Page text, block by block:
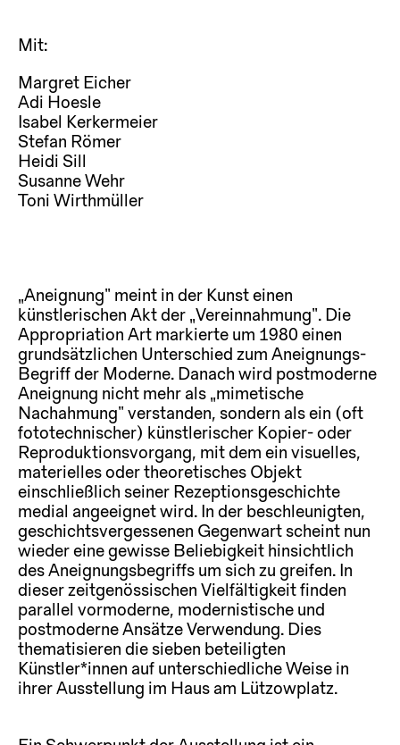
Mit:
Margret Eicher
Adi Hoesle
Isabel Kerkermeier
Stefan Römer
Heidi Sill
Susanne Wehr
Toni Wirthmüller
„Aneignung“ meint in der Kunst einen
künstlerischen Akt der „Vereinnahmung“. Die
Appropriation Art markierte um 1980 einen
grundsätzlichen Unterschied zum Aneignungs-
Begriff der Moderne. Danach wird postmoderne
Aneignung nicht mehr als „mimetische
Nachahmung“ verstanden, sondern als ein (oft
fototechnischer) künstlerischer Kopier- oder
Reproduktionsvorgang, mit dem ein visuelles,
materielles oder theoretisches Objekt
einschließlich seiner Rezeptionsgeschichte
medial angeeignet wird. In der beschleunigten,
geschichtsvergessenen Gegenwart scheint nun
wieder eine gewisse Beliebigkeit hinsichtlich
des Aneignungsbegriffs um sich zu greifen. In
dieser zeitgenössischen Vielfältigkeit finden
parallel vormoderne, modernistische und
postmoderne Ansätze Verwendung. Dies
thematisieren die sieben beteiligten
Künstler*innen auf unterschiedliche Weise in
ihrer Ausstellung im Haus am Lützowplatz.